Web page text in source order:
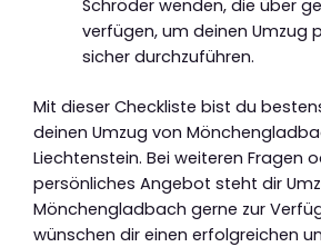
Schröder wenden, die über
verfügen, um deinen Umzug
sicher durchzuführen.
Mit dieser Checkliste bist du
deinen Umzug von
Liechtenstein. Bei weiteren Fragen
persönliches Angebot steht dir
Mönchengladbach gerne zur
wünschen dir einen erfolgreichen